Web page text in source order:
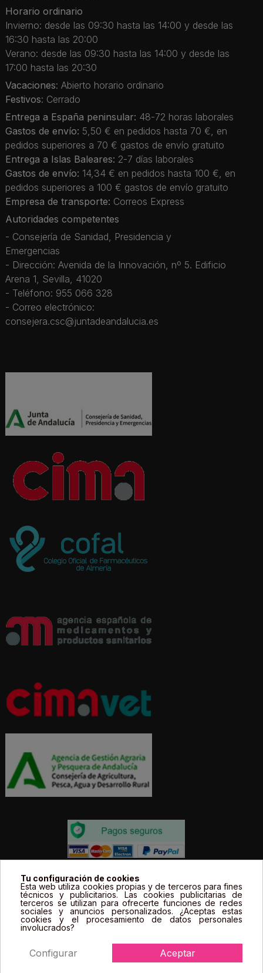
Horario ordinario
Invierno: desde las 09:30 hasta las 14:00 y desde las
16:30 hasta las 20:00
Verano: desde las 09:30 hasta las 14:00 y desde las
17:00 hasta las 20:30
Vacaciones: Abierto horario ordinario
Festivos: Cerrado
Entrega a España peninsular: 48-72 horas laborales
Gastos de envío: 5,50 € en pedidos hasta 70 €, en
pedidos superiores a 70 € gastos de envío gratuito
Entrega a Islas Baleares: 2-7 días laborales
Gastos de envío: 14,34 € en pedidos hasta 100 €, en
pedidos superiores a 100 € gastos de envío gratuito
Empresa de transporte: Correos Express
Autoridades competentes
- Consejería de Sanidad, Presidencia y
Emergencias
- Dirección: Avenida de la Innovación, nº 5. Edificio
Arena 1, Sevilla, 41020
- Teléfono: 955 066 328
- Correo electrónico:
consejera.csc@juntadeandalucia.es
Todos los precios estás expresados en Euros e
incluyen el IVA. | Todas las marcas, logotipos y fotos de
productos son propiedad legal de sus propietarios y
sólo se muestran a título informativo.
Tu configuración de cookies
Esta web utiliza cookies propias y de terceros para fines
técnicos y publicitarios. Las cookies publicitarias de
terceros se utilizan para ofrecerte funciones de redes
sociales y anuncios personalizados. ¿Aceptas estas
cookies y el procesamiento de datos personales
involucrados?
Aceptar
Configurar